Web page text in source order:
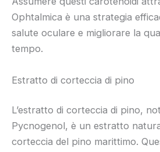
Ophtalmica è una strategia
salute oculare e migliorare la
tempo.
Estratto di corteccia di pino
L’estratto di corteccia di pino,
Pycnogenol, è un estratto
corteccia del pino marittimo.